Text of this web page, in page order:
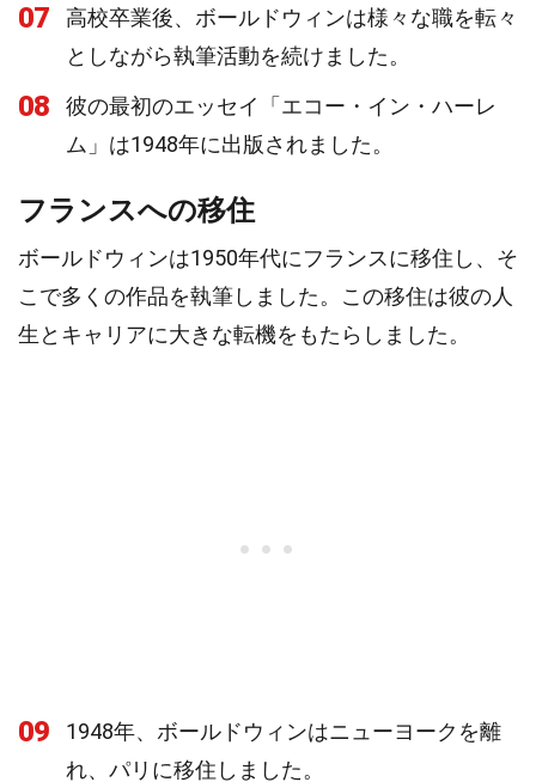
07
高校卒業後、ボールドウィンは様々な職を転々
としながら執筆活動を続けました。
08
彼の最初のエッセイ「エコー・イン・ハーレ
ム」は1948年に出版されました。
フランスへの移住
ボールドウィンは1950年代にフランスに移住し、そ
こで多くの作品を執筆しました。この移住は彼の人
生とキャリアに大きな転機をもたらしました。
09
1948年、ボールドウィンはニューヨークを離
れ、パリに移住しました。